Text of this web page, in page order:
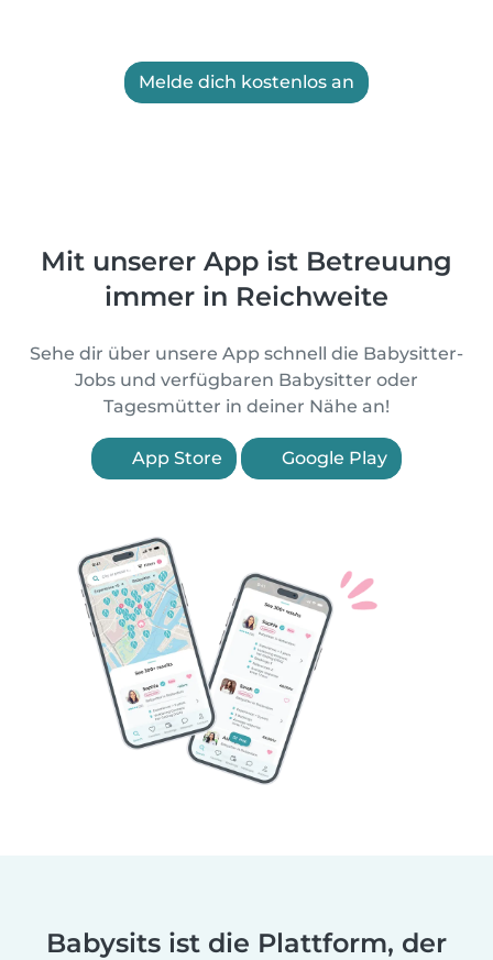
Melde dich kostenlos an
Mit unserer App ist Betreuung
immer in Reichweite
Sehe dir über unsere App schnell die Babysitter-
Jobs und verfügbaren Babysitter oder
Tagesmütter in deiner Nähe an!
App Store Google Play
Babysits ist die Plattform, der